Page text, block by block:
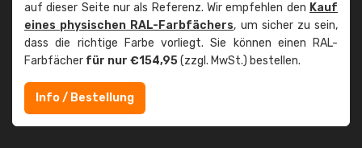
auf dieser Seite nur als Referenz. Wir empfehlen den Kauf
eines physischen RAL-Farbfächers, um sicher zu sein,
dass die richtige Farbe vorliegt. Sie können einen RAL-
Farbfächer für nur €154,95(zzgl. MwSt.) bestellen.
Info / Bestellung